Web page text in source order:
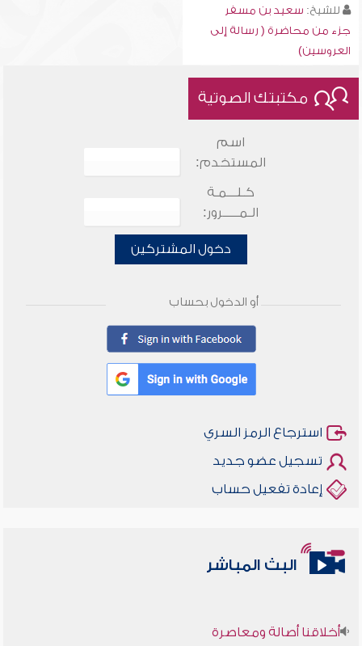
للشيخ: سعيد بن مسفر
جزء من محاضرة ( رسالة إلى
العروسين)
مكتبتك الصوتية
اسم
المستخدم:
كـلـــمـة
الـمـــــرور:
دخول المشتركين
أو الدخول بحساب
استرجاع الرمز السري
تسجيل عضو جديد
إعادة تفعيل حساب
البث المباشر
أخلاقنا أصالة ومعاصرة